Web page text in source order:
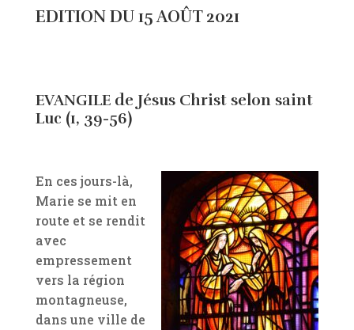
EDITION DU 15 AOÛT 2021
EVANGILE de Jésus Christ selon saint
Luc (1, 39-56)
En ces jours-là,
Marie se mit en
route et se rendit
avec
empressement
vers la région
montagneuse,
dans une ville de